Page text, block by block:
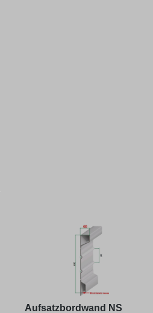
Aufsatzbordwand NS